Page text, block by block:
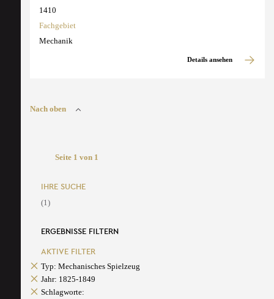
1410
Fachgebiet
Mechanik
Details ansehen
Nach oben
Seite 1 von 1
IHRE SUCHE
(1)
ERGEBNISSE FILTERN
AKTIVE FILTER
Typ: Mechanisches Spielzeug
Jahr: 1825-1849
Schlagworte: